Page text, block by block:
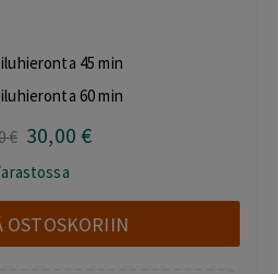
45 min
60 min
€ Alkuperäinen
oli:
45,00 €.
30,00 €Nykyinen
30,00 €.
OSTOSKORIIN